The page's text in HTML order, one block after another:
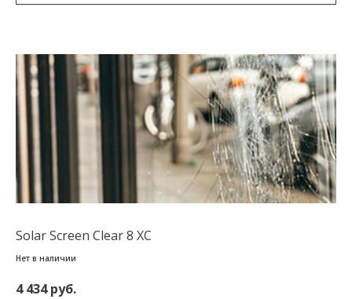
Solar Screen Clear 8 XC
Нет в наличии
4 434 руб.